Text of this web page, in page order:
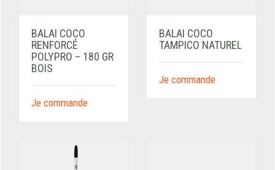
BALAI COCO
RENFORCÉ
POLYPRO – 180 GR
BOIS
Je commande
BALAI COCO
TAMPICO NATUREL
Je commande